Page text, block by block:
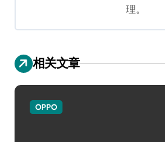
理。
相关文章
OPPO